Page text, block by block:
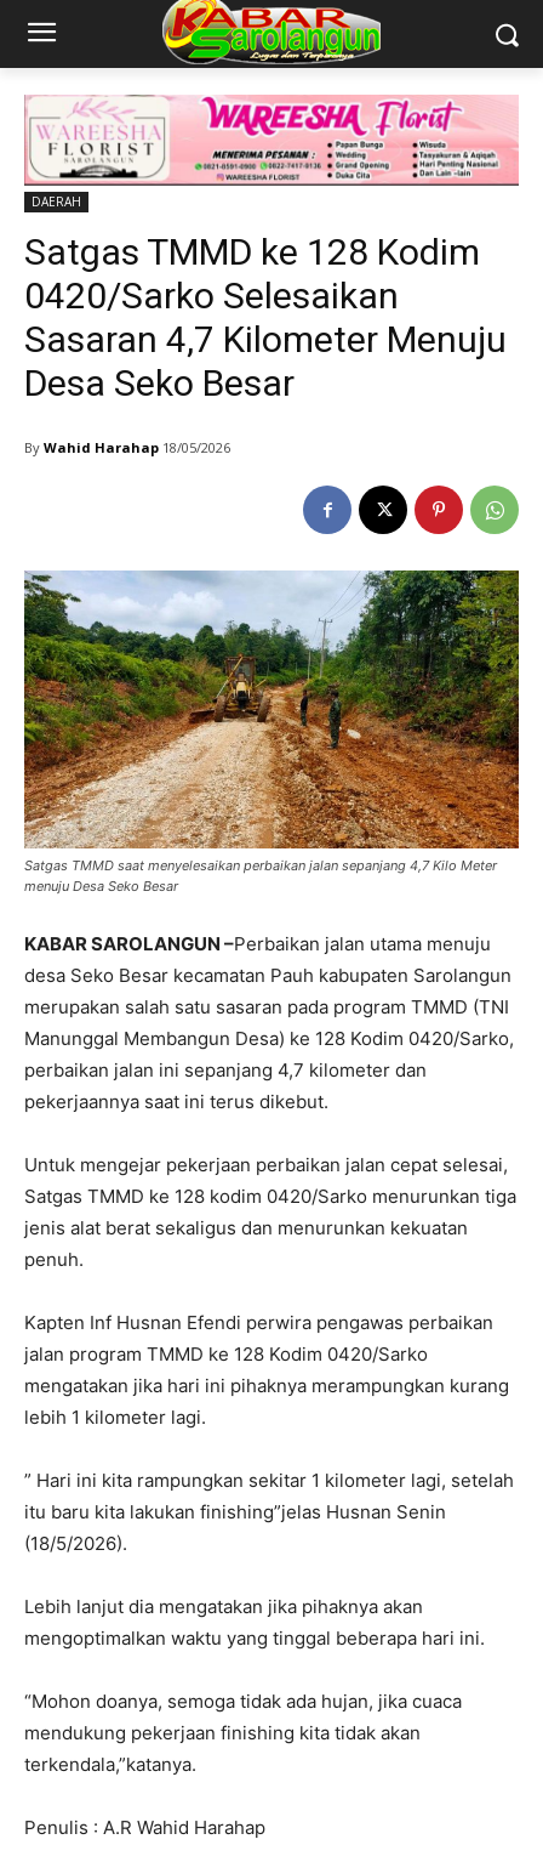
DAERAH
Satgas TMMD ke 128 Kodim
0420/Sarko Selesaikan
Sasaran 4,7 Kilometer Menuju
Desa Seko Besar
By Wahid Harahap 18/05/2026
Satgas TMMD saat menyelesaikan perbaikan jalan sepanjang 4,7 Kilo Meter
menuju Desa Seko Besar
KABAR SAROLANGUN –Perbaikan jalan utama menuju
desa Seko Besar kecamatan Pauh kabupaten Sarolangun
merupakan salah satu sasaran pada program TMMD (TNI
Manunggal Membangun Desa) ke 128 Kodim 0420/Sarko,
perbaikan jalan ini sepanjang 4,7 kilometer dan
pekerjaannya saat ini terus dikebut.
Untuk mengejar pekerjaan perbaikan jalan cepat selesai,
Satgas TMMD ke 128 kodim 0420/Sarko menurunkan tiga
jenis alat berat sekaligus dan menurunkan kekuatan
penuh.
Kapten Inf Husnan Efendi perwira pengawas perbaikan
jalan program TMMD ke 128 Kodim 0420/Sarko
mengatakan jika hari ini pihaknya merampungkan kurang
lebih 1 kilometer lagi.
” Hari ini kita rampungkan sekitar 1 kilometer lagi, setelah
itu baru kita lakukan finishing”jelas Husnan Senin
(18/5/2026).
Lebih lanjut dia mengatakan jika pihaknya akan
mengoptimalkan waktu yang tinggal beberapa hari ini.
“Mohon doanya, semoga tidak ada hujan, jika cuaca
mendukung pekerjaan finishing kita tidak akan
terkendala,”katanya.
Penulis : A.R Wahid Harahap